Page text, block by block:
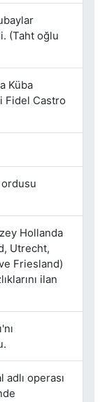
(Taht oğlu
Küba
Fidel Castro
ordusu
Hollanda
Utrecht,
Friesland)
ilan
operası